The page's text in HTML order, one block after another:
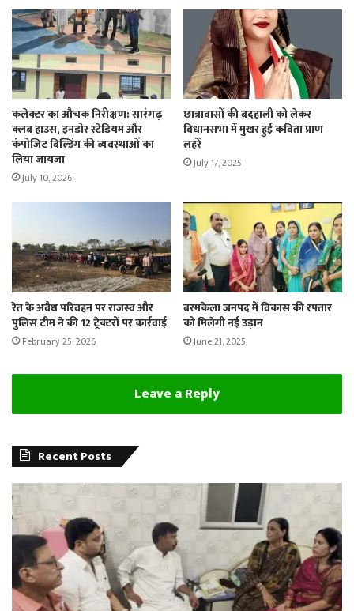
कलेक्टर का औचक निरीक्षण: सारंगढ़
क्लब हाउस, इनडोर स्टेडियम और
कंपोजिट बिल्डिंग की व्यवस्थाओं का
लिया जायजा
July 10, 2026
छात्रावासों की बदहाली को लेकर
विधानसभा में मुखर हुई कविता प्राण
लहरें
July 17, 2025
रेत के अवैध परिवहन पर राजस्व और
पुलिस टीम ने की 12 ट्रेक्टरों पर कार्रवाई
February 25, 2026
बरमकेला जनपद में विकास की रफ्तार
को मिलेगी नई उड़ान
June 21, 2025
Leave a Reply
Recent Posts